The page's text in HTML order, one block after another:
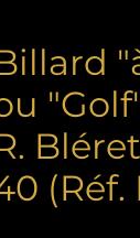
(Réf.